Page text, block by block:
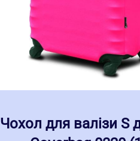
Чохол для валізи S